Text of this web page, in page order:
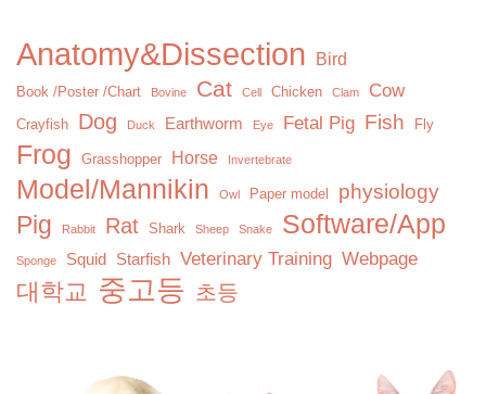
Anatomy&Dissection Bird
Book /Poster /Chart Bovine Cat Cell Chicken Clam Cow
Crayfish Dog Duck Earthworm Eye Fetal Pig Fish Fly
Frog Grasshopper Horse Invertebrate
Model/Mannikin Owl Paper model physiology
Pig Rabbit Rat Shark Sheep Snake Software/App
Sponge Squid Starfish Veterinary Training Webpage
대학교 중고등 초등